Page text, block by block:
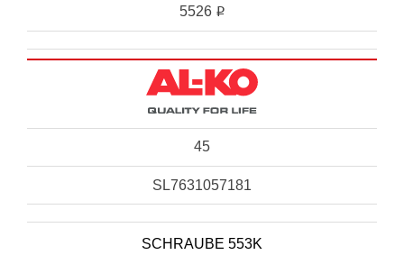
5526 i
45
SL7631057181
SCHRAUBE 553K